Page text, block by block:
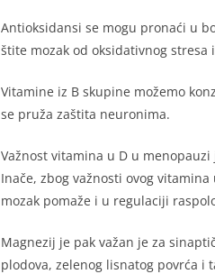
Antioksidansi se mogu pronaći u
štite mozak od oksidativnog
Vitamine iz B skupine možemo
se pruža zaštita neuronima.
Važnost vitamina u D u
Inače, zbog važnosti ovog
mozak pomaže i u regulaciji
Magnezij je pak važan je za
plodova, zelenog lisnatog povrća i